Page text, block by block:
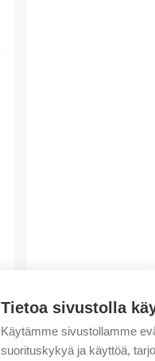
Tietoa sivustolla
Käytämme sivustollamme
suorituskykyä ja käyttöä,